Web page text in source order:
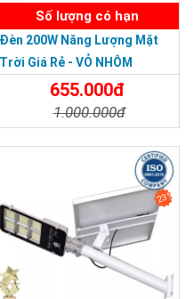
trưng bày tại
Bảo
Số lượng có hạn
Đèn 200W Năng Lượng Mặt
Trời Giá Rẻ - VỎ NHÔM
655.000đ
1.000.000đ
23%